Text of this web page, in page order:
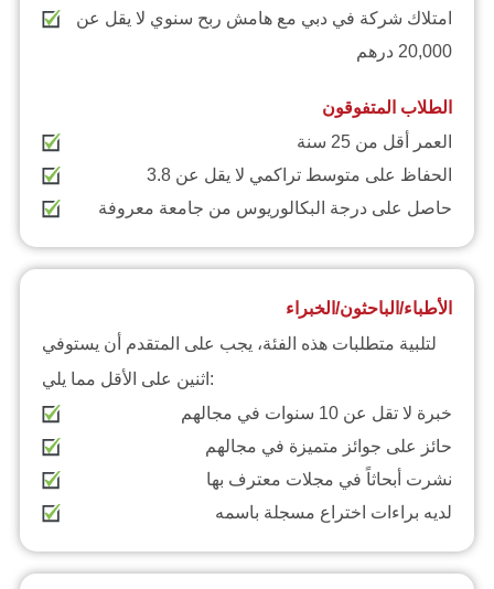
امتلاك شركة في دبي مع هامش ربح سنوي لا يقل عن
20,000 درهم
الطلاب المتفوقون
العمر أقل من 25 سنة
الحفاظ على متوسط تراكمي لا يقل عن 3.8
حاصل على درجة البكالوريوس من جامعة معروفة
الأطباء/الباحثون/الخبراء
لتلبية متطلبات هذه الفئة، يجب على المتقدم أن يستوفي
اثنين على الأقل مما يلي:
خبرة لا تقل عن 10 سنوات في مجالهم
حائز على جوائز متميزة في مجالهم
نشرت أبحاثاً في مجلات معترف بها
لديه براءات اختراع مسجلة باسمه